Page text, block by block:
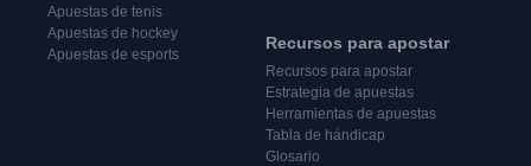
Apuestas de tenis
Apuestas de hockey
Apuestas de esports
Recursos para apostar
Recursos para apostar
Estrategia de apuestas
Herramientas de apuestas
Tabla de hándicap
Glosario